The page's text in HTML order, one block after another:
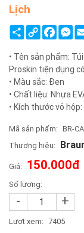
Lịch
ShareCopy
Link
• Tên sản phẩm:
Proskin tiện dụng
• Màu sắc: Đen
• Chất liệu: Nhựa
• Kích thước vỏ
Mã sản phẩm: BR-
Thương hiệu:
Giá: 150.000đ
Số lượng:
- +
Lượt xem: 7405